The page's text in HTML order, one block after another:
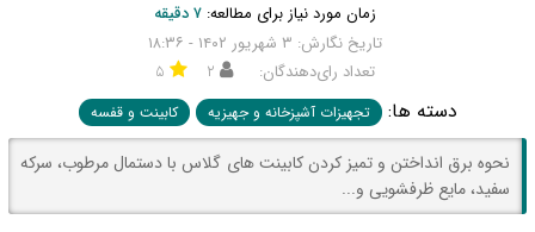
زمان مورد نیاز برای مطالعه:۷ دقیقه
تاریخ نگارش: ۳ شهریور ۱۴۰۲ - ۱۸:۳۶
تعداد رای‌دهندگان:
۲ ۵
دسته ها: تجهیزات آشپزخانه و جهیزیه کابینت و قفسه
نحوه برق انداختن و تمیز کردن کابینت های گلاس با دستمال مرطوب، سرکه
سفید، مایع ظرفشویی و...